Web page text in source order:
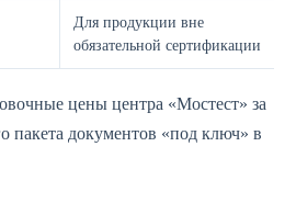
Для продукции вне
обязательной сертификации
цены центра «Мостест» за
пакета документов «под ключ» в